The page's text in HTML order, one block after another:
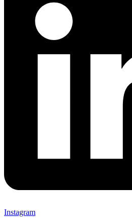
Instagram